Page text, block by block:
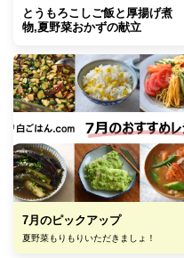
とうもろこしご飯と厚揚げ煮
物,夏野菜おかずの献立
7月のピックアップ
夏野菜もりもりいただきましょ！